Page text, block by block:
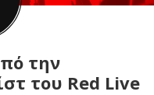
την
του Red Live